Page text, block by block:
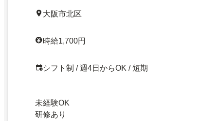
大阪市北区
時給1,700円
シフト制 / 週4日からOK / 短期
未経験OK
研修あり